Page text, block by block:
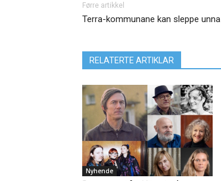
Førre artikkel
Terra-kommunane kan sleppe unna
RELATERTE ARTIKLAR
Nyhende